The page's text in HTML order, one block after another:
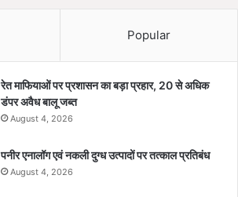
Popular
रेत माफियाओं पर प्रशासन का बड़ा प्रहार, 20 से अधिक
डंपर अवैध बालू जब्त
August 4, 2026
पनीर एनालॉग एवं नकली दुग्ध उत्पादों पर तत्काल प्रतिबंध
August 4, 2026